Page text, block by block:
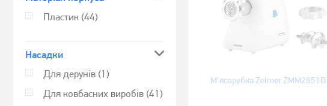
Пластик (44)
Насадки
Для дерунів (1)
Для ковбасних виробів (41)
М'ясорубка Zelmer ZMM2851B